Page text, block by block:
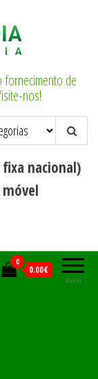
fornecimento de
nos!
nacional)
Menu
0
0.00€